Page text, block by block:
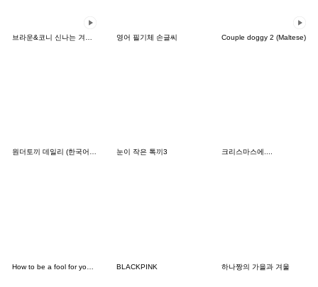
영어 필기체 손글씨 Couple doggy 2 (Maltese)
원더토끼 데일리 (한국어&태국어) 눈이 작은 톡끼3 크리스마스에....
BLACKPINK 하나짱의 가을과 겨울